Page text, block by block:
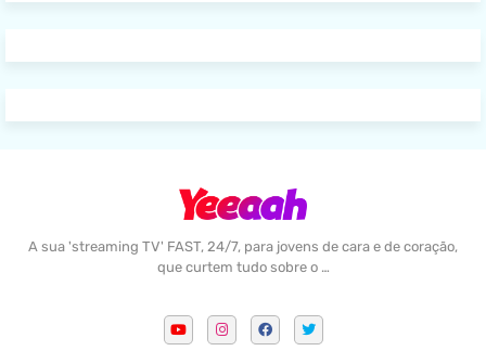
A sua 'streaming TV' FAST, 24/7, para jovens de cara e de coração,
que curtem tudo sobre o …